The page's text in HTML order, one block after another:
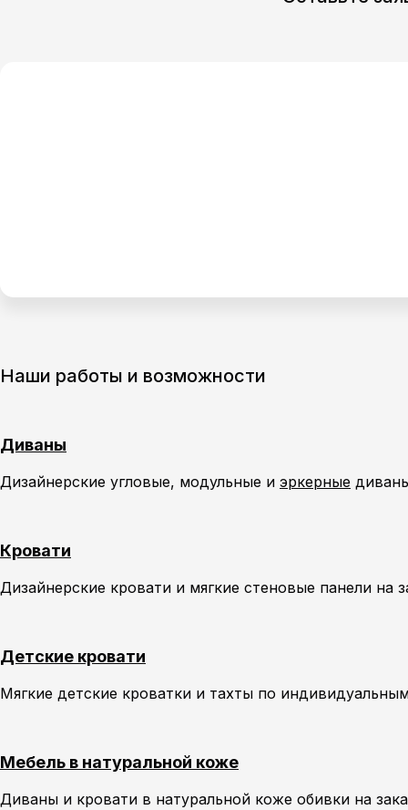
Наши работы и возможности
Диваны
Дизайнерские угловые, модульные и эркерные
Кровати
Дизайнерские кровати и мягкие стеновые панели на
Детские кровати
Мягкие детские кроватки и тахты по
Мебель в натуральной коже
Диваны и кровати в натуральной коже обивки на